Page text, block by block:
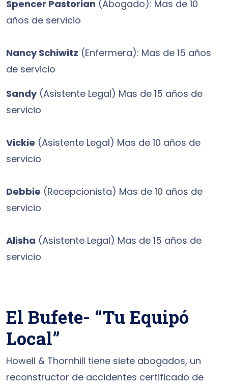
Spencer Pastorian (Abogado): Mas de 10
años de servicio
Nancy Schiwitz (Enfermera): Mas de 15 años
de servicio
Sandy(Asistente Legal) Mas de 15 años de
servicio
Vickie (Asistente Legal) Mas de 10 años de
servicio
Debbie (Recepcionista) Mas de 10 años de
servicio
Alisha (Asistente Legal) Mas de 15 años de
servicio
El Bufete- “Tu Equipó
Local”
Howell & Thornhill tiene siete abogados, un
reconstructor de accidentes certificado de